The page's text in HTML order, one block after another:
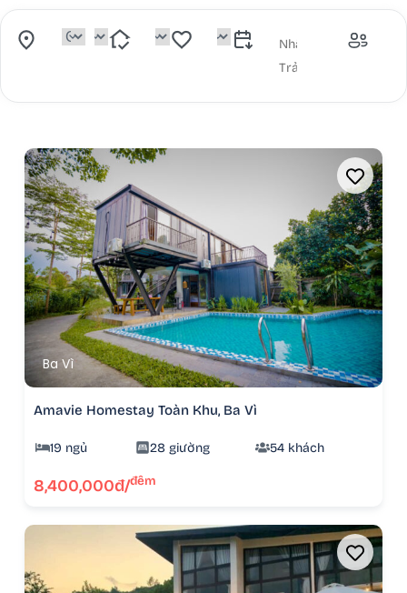
Ba Vì
Amavie Homestay Toàn Khu, Ba Vì
19 ngủ 28 giường 54 khách
8,400,000đ/đêm